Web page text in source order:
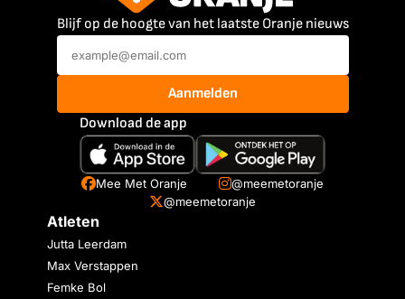
Blijf op de hoogte van het laatste Oranje nieuws
Aanmelden
Download de app
Mee Met Oranje
@meemetoranje
@meemetoranje
Atleten
Jutta Leerdam
Max Verstappen
Femke Bol